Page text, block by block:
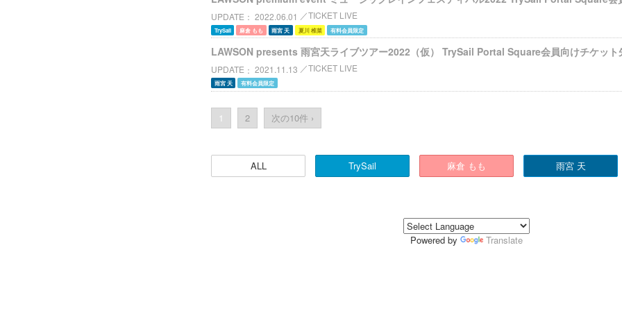
UPDATE 2022.06.01 TICKET LIVE
TrySail 麻倉 もも 雨宮 天 夏川 椎菜 有料会員限定
LAWSON presents 雨宮天ライブツアー2022（仮） TrySail Portal Square会員向けチケット
UPDATE 2021.11.13 TICKET LIVE
雨宮 天 有料会員限定
1 2 次の10件 ›
ALL TrySail 麻倉 もも 雨宮 天
Powered by Translate